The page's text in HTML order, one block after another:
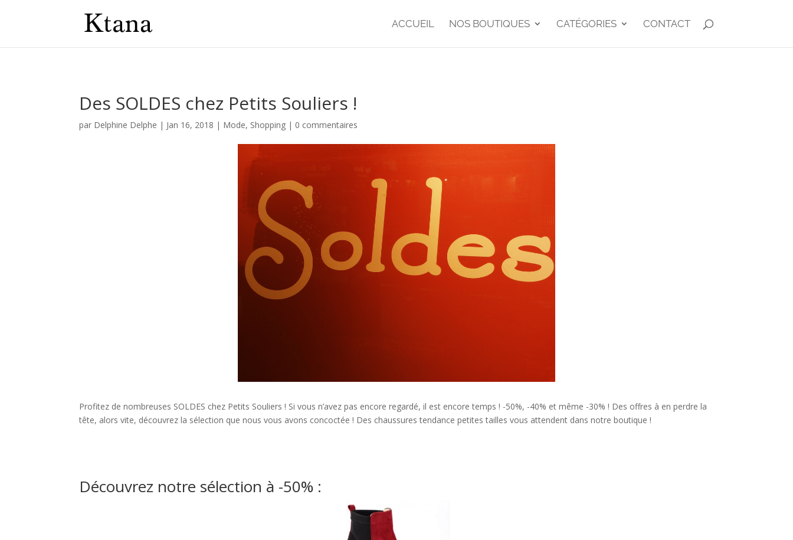
ACCUEIL NOS BOUTIQUES CATÉGORIES CONTACT
Des SOLDES chez Petits Souliers !
par Delphine Delphe | Jan 16, 2018 | Mode, Shopping | 0 commentaires
Profitez de nombreuses SOLDES chez Petits Souliers ! Si vous n’avez pas encore regardé, il est encore temps ! -50%, -40% et même -30% ! Des offres à en perdre la
tête, alors vite, découvrez la sélection que nous vous avons concoctée ! Des chaussures tendance petites tailles vous attendent dans notre boutique !
Découvrez notre sélection à -50% :